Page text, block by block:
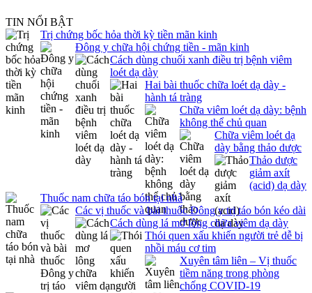
TIN NỔI BẬT
Trị chứng bốc hỏa thời kỳ tiền mãn kinh
Đông y chữa hội chứng tiền - mãn kinh
Cách dùng chuối xanh điều trị bệnh viêm
loét dạ dày
Hai bài thuốc chữa loét dạ dày -
hành tá tràng
Chữa viêm loét dạ dày: bệnh
không thể chủ quan
Chữa viêm loét dạ
dày bằng thảo dược
Thảo dược
giảm axít
(acid) dạ dày
Thuốc nam chữa táo bón tại nhà
Các vị thuốc và bài thuốc Đông y trị táo bón kéo dài
Cách dùng lá mơ lông chữa viêm dạ dày
Thói quen xấu khiến người trẻ dễ bị
nhồi máu cơ tim
Xuyên tâm liên – Vị thuốc
tiềm năng trong phòng
chống COVID-19